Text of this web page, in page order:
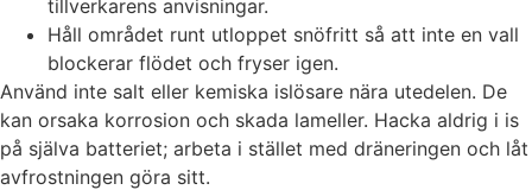
tillverkarens anvisningar.
Håll området runt utloppet snöfritt så att inte en vall
blockerar flödet och fryser igen.
Använd inte salt eller kemiska islösare nära utedelen. De
kan orsaka korrosion och skada lameller. Hacka aldrig i is
på själva batteriet; arbeta i stället med dräneringen och låt
avfrostningen göra sitt.